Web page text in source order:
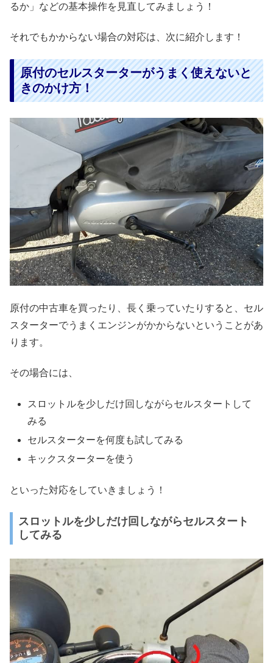
るか」などの基本操作を見直してみましょう！
それでもかからない場合の対応は、次に紹介します！
原付のセルスターターがうまく使えないと
きのかけ方！
原付の中古車を買ったり、長く乗っていたりすると、セル
スターターでうまくエンジンがかからないということがあ
ります。
その場合には、
スロットルを少しだけ回しながらセルスタートして
みる
セルスターターを何度も試してみる
キックスターターを使う
といった対応をしていきましょう！
スロットルを少しだけ回しながらセルスタート
してみる